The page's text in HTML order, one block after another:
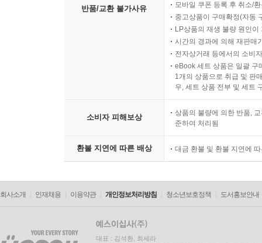
반품/교환 불가사유
모바일 쿠폰 등록 후 취소/
중고상품이 구매확정(자동
LP상품의 재생 불량 원인
시간의 경과에 의해 재판매
전자상거래 등에서의 소비
eBook 세트 상품은 일괄 구
1개의 상품으로 취급 및 판
우, 세트 상품 전부 및 세트
소비자 피해보상
상품의 불량에 의한 반품,
준하여 처리됨
환불 지연에 따른 배상 대금 환불 및 환불 지연에
회사소개 인재채용 이용약관 개인정보처리방침 청소년보호정책 도서홍보안내
대표 : 김석환, 최세라